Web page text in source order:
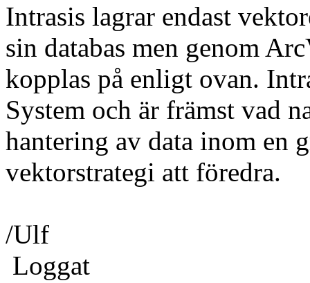
Intrasis lagrar endast
sin databas men genom
kopplas på enligt ovan.
System och är främst vad
hantering av data inom en
vektorstrategi att föredra.
/Ulf
Loggat